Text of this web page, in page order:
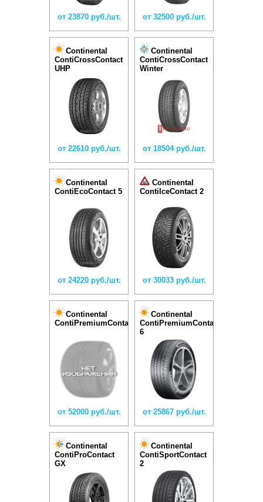
от 23870 руб./шт. от 32500 руб./шт.
Continental
ContiCrossContact
UHP
от 22610 руб./шт.
Continental
ContiCrossContact
Winter
от 18504 руб./шт.
Continental
ContiEcoContact 5
от 24220 руб./шт.
Continental
ContiIceContact 2
от 30033 руб./шт.
Continental
ContiPremiumContact
от 52000 руб./шт.
Continental
ContiPremiumContact
6
от 25867 руб./шт.
Continental
ContiProContact
GX
Continental
ContiSportContact
2